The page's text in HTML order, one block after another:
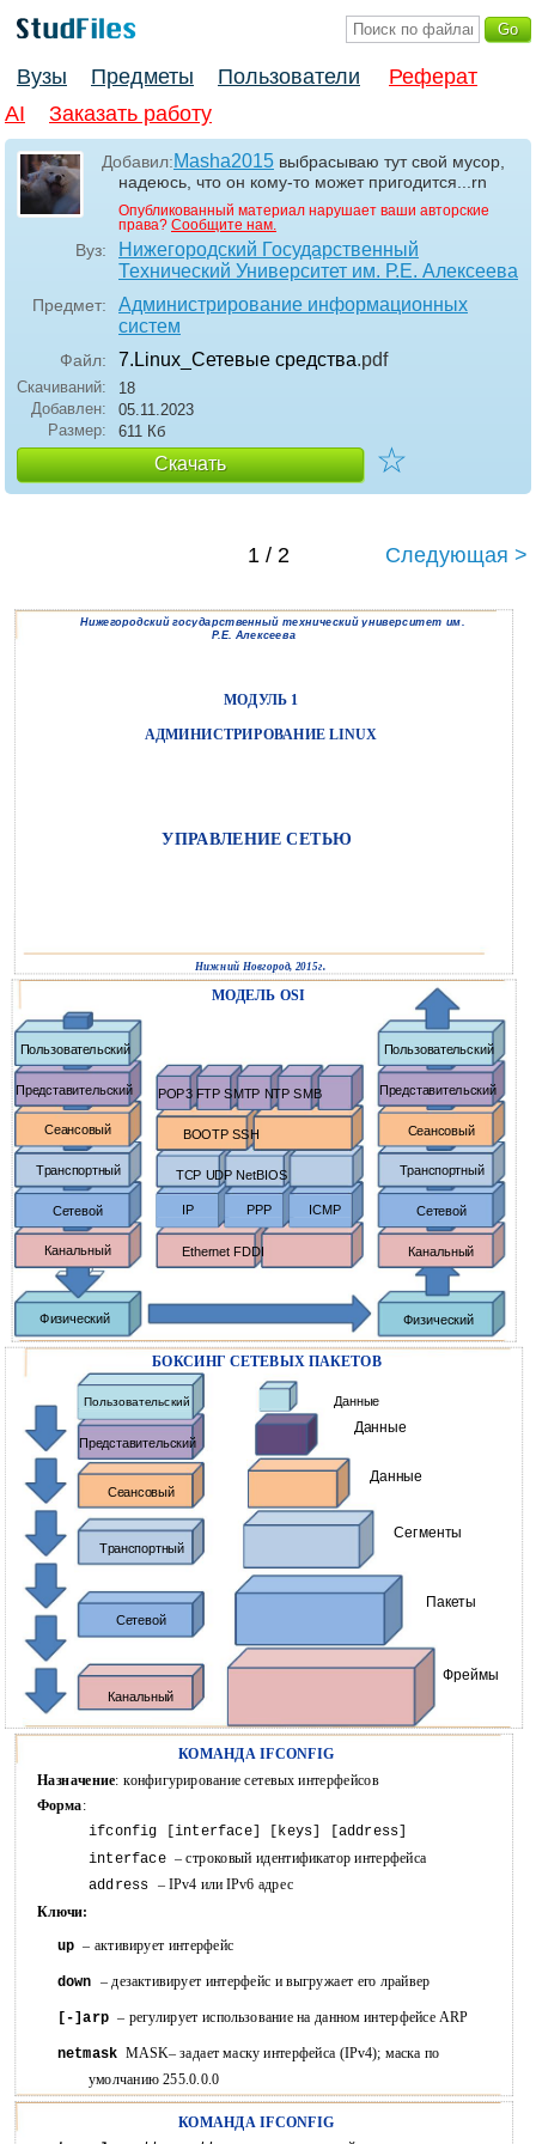
Вузы Предметы Пользователи
Реферат
AI
Заказать работу
Добавил:Masha2015 выбрасываю тут свой мусор,
надеюсь, что он кому-то может пригодится...rn
Опубликованный материал нарушает ваши авторские
права? Сообщите нам.
Вуз:
Нижегородский Государственный
Технический Университет им. Р.Е. Алексеева
Предмет:
Администрирование информационных
систем
Файл: 7.Linux_Сетевые средства.pdf
Скачиваний:
18
Добавлен:
05.11.2023
Размер:
611 Кб
Скачать ☆
1 / 2 Следующая >
Нижегородский государственный технический университет им.
Р.Е. Алексеева
МОДУЛЬ 1
АДМИНИСТРИРОВАНИЕ LINUX
УПРАВЛЕНИЕ СЕТЬЮ
Нижний Новгород, 2015г.
Пользовательский
Представительский
Сеансовый
Транспортный
Сетевой
Канальный
Физический
МОДЕЛЬ OSI
POP3 FTP SMTP NTP SMB
BOOTP SSH
TCP UDP NetBIOS
IP PPP ICMP
Ethernet FDDI
Пользовательский
Представительский
Сеансовый
Транспортный
Сетевой
Канальный
Физический
БОКСИНГ СЕТЕВЫХ ПАКЕТОВ
Пользовательский Данные
Данные
Представительский
Данные
Сеансовый
Сегменты
Транспортный
Пакеты
Сетевой
Фреймы
Канальный
КОМАНДА IFCONFIG
Назначение: конфигурирование сетевых интерфейсов
Форма:
ifconfig [interface] [keys] [address]
interface – строковый идентификатор интерфейса
address – IPv4 или IPv6 адрес
Ключи:
up– активирует интерфейс
down – дезактивирует интерфейс и выгружает его лрайвер
[-]arp – регулирует использование на данном интерфейсе ARP
netmaskMASK– задает маску интерфейса (IPv4); маска по
умолчанию 255.0.0.0
КОМАНДА IFCONFIG